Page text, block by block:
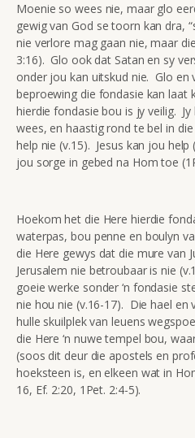
Moenie so wees nie, maar glo
gewig van God se toorn kan dra,
nie verlore mag gaan nie, maar
3:16). Glo ook dat Satan en sy
onder jou kan uitskud nie. Glo
beproewing die fondasie kan laat
hierdie fondasie bou is jy veilig.
wees, en haastig rond te bel in
help nie (v.15). Jesus kan jou
jou sorge in gebed na Hom toe
Hoekom het die Here hierdie
waterpas, bou penne en boulyn
die Here gewys dat die mure van
Jerusalem nie betroubaar is nie
goeie werke sonder ‘n fondasie
nie hou nie (v.16-17). Die hael en
hulle skuilplek van leuens
die Here ‘n nuwe tempel bou,
(soos dit deur die apostels en
hoeksteen is, en elkeen wat in
16, Ef. 2:20, 1Pet. 2:4-5).